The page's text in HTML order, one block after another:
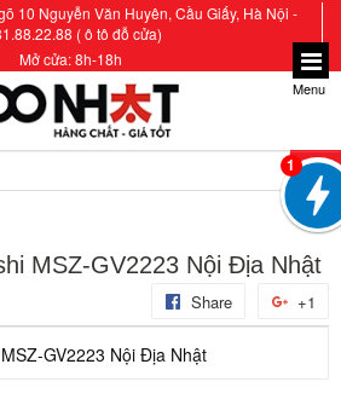
10 Nguyễn Văn Huyên, Cầu Giấy, Hà Nội -
( ô tô đỗ cửa)
Mở cửa: 8h-18h
Menu
MSZ-GV2223 Nội Địa Nhật
+1
Share
1